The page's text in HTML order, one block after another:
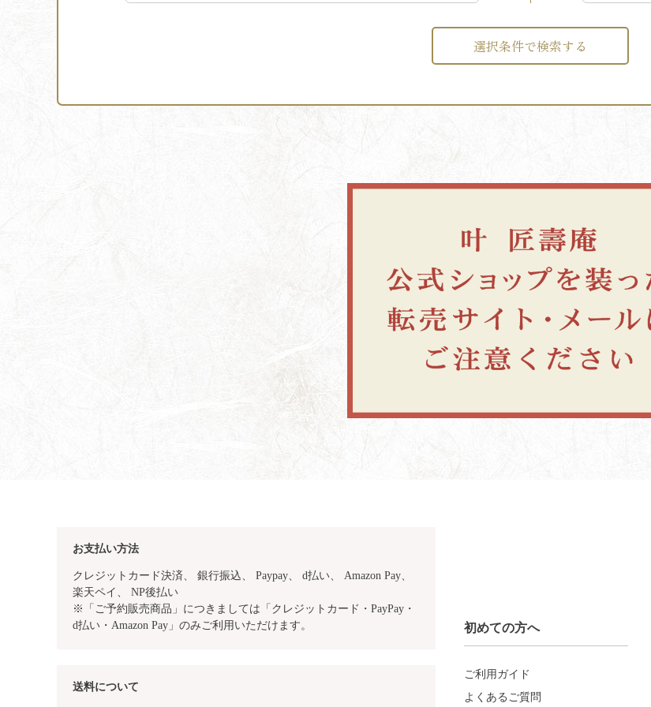
選択条件で検索する
お支払い方法
クレジットカード決済、 銀行振込、 Paypay、 d払い、 Amazon Pay、
楽天ペイ、 NP後払い
※「ご予約販売商品」につきましては「クレジットカード・PayPay・
d払い・Amazon Pay」のみご利用いただけます。
送料について
初めての方へ
ご利用ガイド
よくあるご質問